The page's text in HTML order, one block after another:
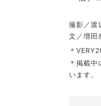
撮影／
文／増
＊
＊掲載
います。